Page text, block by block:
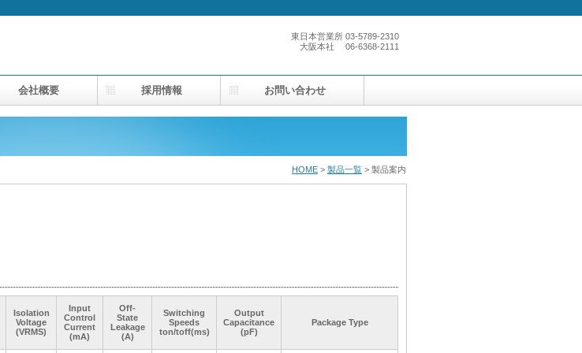
東日本営業所 03-5789-2310
大阪本社 06-6368-2111
HOME> 製品一覧> 製品案内
Isolation
Voltage
(VRMS)
Input
Control
Current
(mA)
Off-
State
Leakage
(A)
Switching
Speeds
ton/toff(ms)
Output
Capacitance
(pF)
Package Type
Isolation
Voltage
(VRMS)
Input
Control
Current
(mA)
Off-
State
Leakage
(A)
Switching
Speeds
ton/toff(ms)
Output
Capacitance
(pF)
Package Type
Isolation
Voltage
(VRMS)
Input
Control
Current
(mA)
Off-
State
Leakage
(A)
Switching
Speeds
ton/toff(ms)
Output
Capacitance
(pF)
Package Type
Isolation
Voltage
(VRMS)
Input
Control
Current
(mA)
Off-
State
Leakage
(A)
Switching
Speeds
ton/toff(ms)
Output
Capacitance
(pF)
Package Type
会社概要 採用情報 お問い合わせ